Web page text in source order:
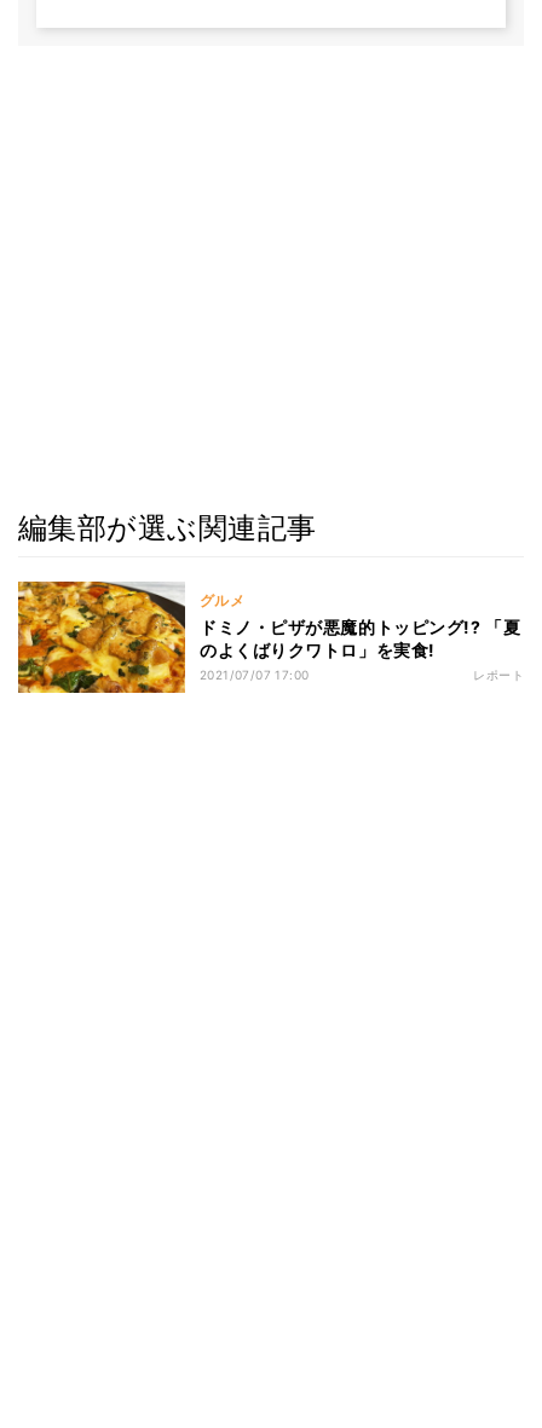
編集部が選ぶ関連記事
グルメ
ドミノ・ピザが悪魔的トッピング!? 「夏
のよくばりクワトロ」を実食!
2021/07/07 17:00 レポート